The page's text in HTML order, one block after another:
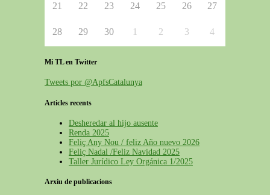
21 22 23 24 25 26 27
28 29 30 1 2 3 4
Mi TL en Twitter
Tweets por @ApfsCatalunya
Articles recents
Desheredar al hijo ausente
Renda 2025
Feliç Any Nou / feliz Año nuevo 2026
Feliç Nadal /Feliz Navidad 2025
Taller Jurídico Ley Orgánica 1/2025
Arxiu de publicacions